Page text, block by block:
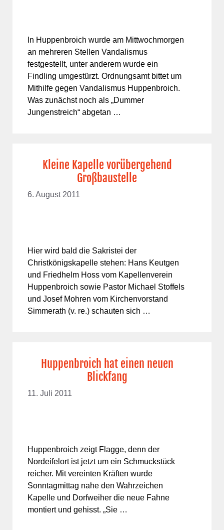
In Huppenbroich wurde am Mittwochmorgen
an mehreren Stellen Vandalismus
festgestellt, unter anderem wurde ein
Findling umgestürzt. Ordnungsamt bittet um
Mithilfe gegen Vandalismus Huppenbroich.
Was zunächst noch als „Dummer
Jungenstreich“ abgetan …
Kleine Kapelle vorübergehend
Großbaustelle
6. August 2011
Hier wird bald die Sakristei der
Christkönigskapelle stehen: Hans Keutgen
und Friedhelm Hoss vom Kapellenverein
Huppenbroich sowie Pastor Michael Stoffels
und Josef Mohren vom Kirchenvorstand
Simmerath (v. re.) schauten sich …
Huppenbroich hat einen neuen
Blickfang
11. Juli 2011
Huppenbroich zeigt Flagge, denn der
Nordeifelort ist jetzt um ein Schmuckstück
reicher. Mit vereinten Kräften wurde
Sonntagmittag nahe den Wahrzeichen
Kapelle und Dorfweiher die neue Fahne
montiert und gehisst. „Sie …